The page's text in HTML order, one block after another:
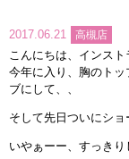
2017.06.21 高槻店
こんにちは、インスト
今年に入り、胸のト
ブにして、、
そして先日ついにシ
いやぁーー、すっきり